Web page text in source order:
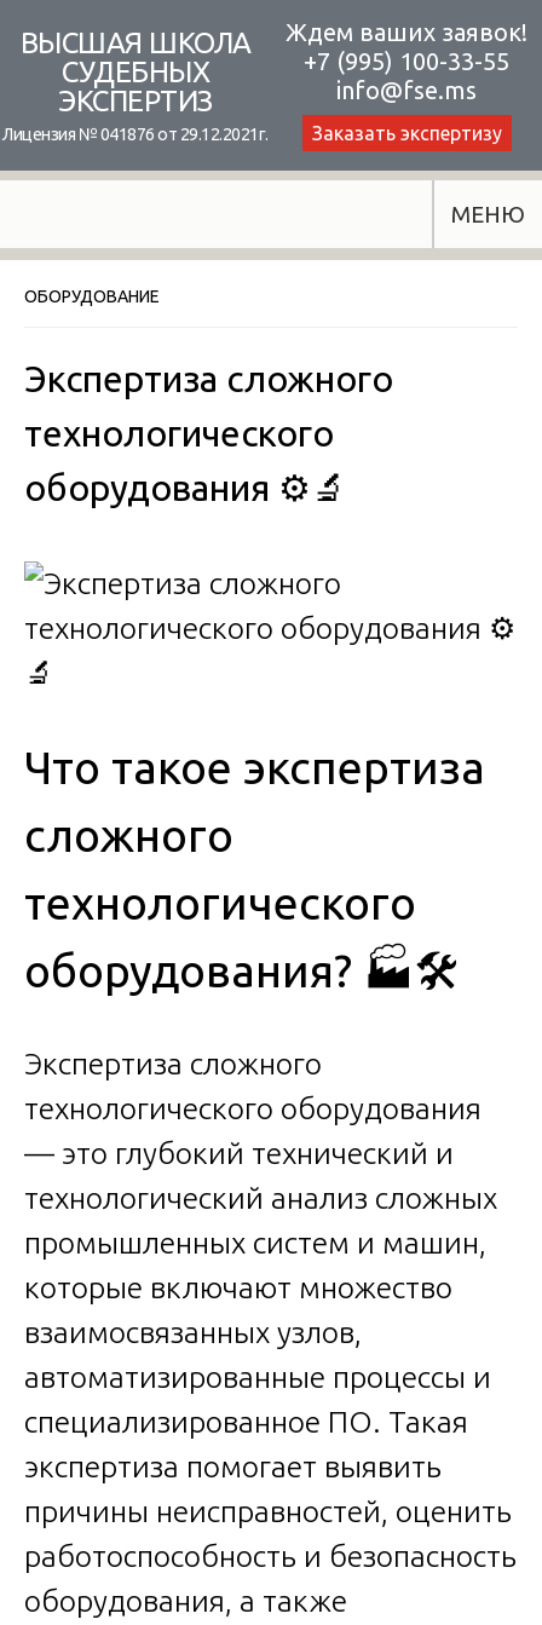
content
ВЫСШАЯ ШКОЛА
СУДЕБНЫХ
ЭКСПЕРТИЗ
Лицензия № 041876 от 29.12.2021г.
Ждем ваших заявок!
+7 (995) 100-33-55
info@fse.ms
Заказать экспертизу
МЕНЮ
ОБОРУДОВАНИЕ
Экспертиза сложного
технологического
оборудования ⚙️🔬
Что такое экспертиза
сложного
технологического
оборудования? 🏭🛠️
Экспертиза сложного
технологического оборудования
— это глубокий технический и
технологический анализ сложных
промышленных систем и машин,
которые включают множество
взаимосвязанных узлов,
автоматизированные процессы и
специализированное ПО. Такая
экспертиза помогает выявить
причины неисправностей, оценить
работоспособность и безопасность
оборудования, а также